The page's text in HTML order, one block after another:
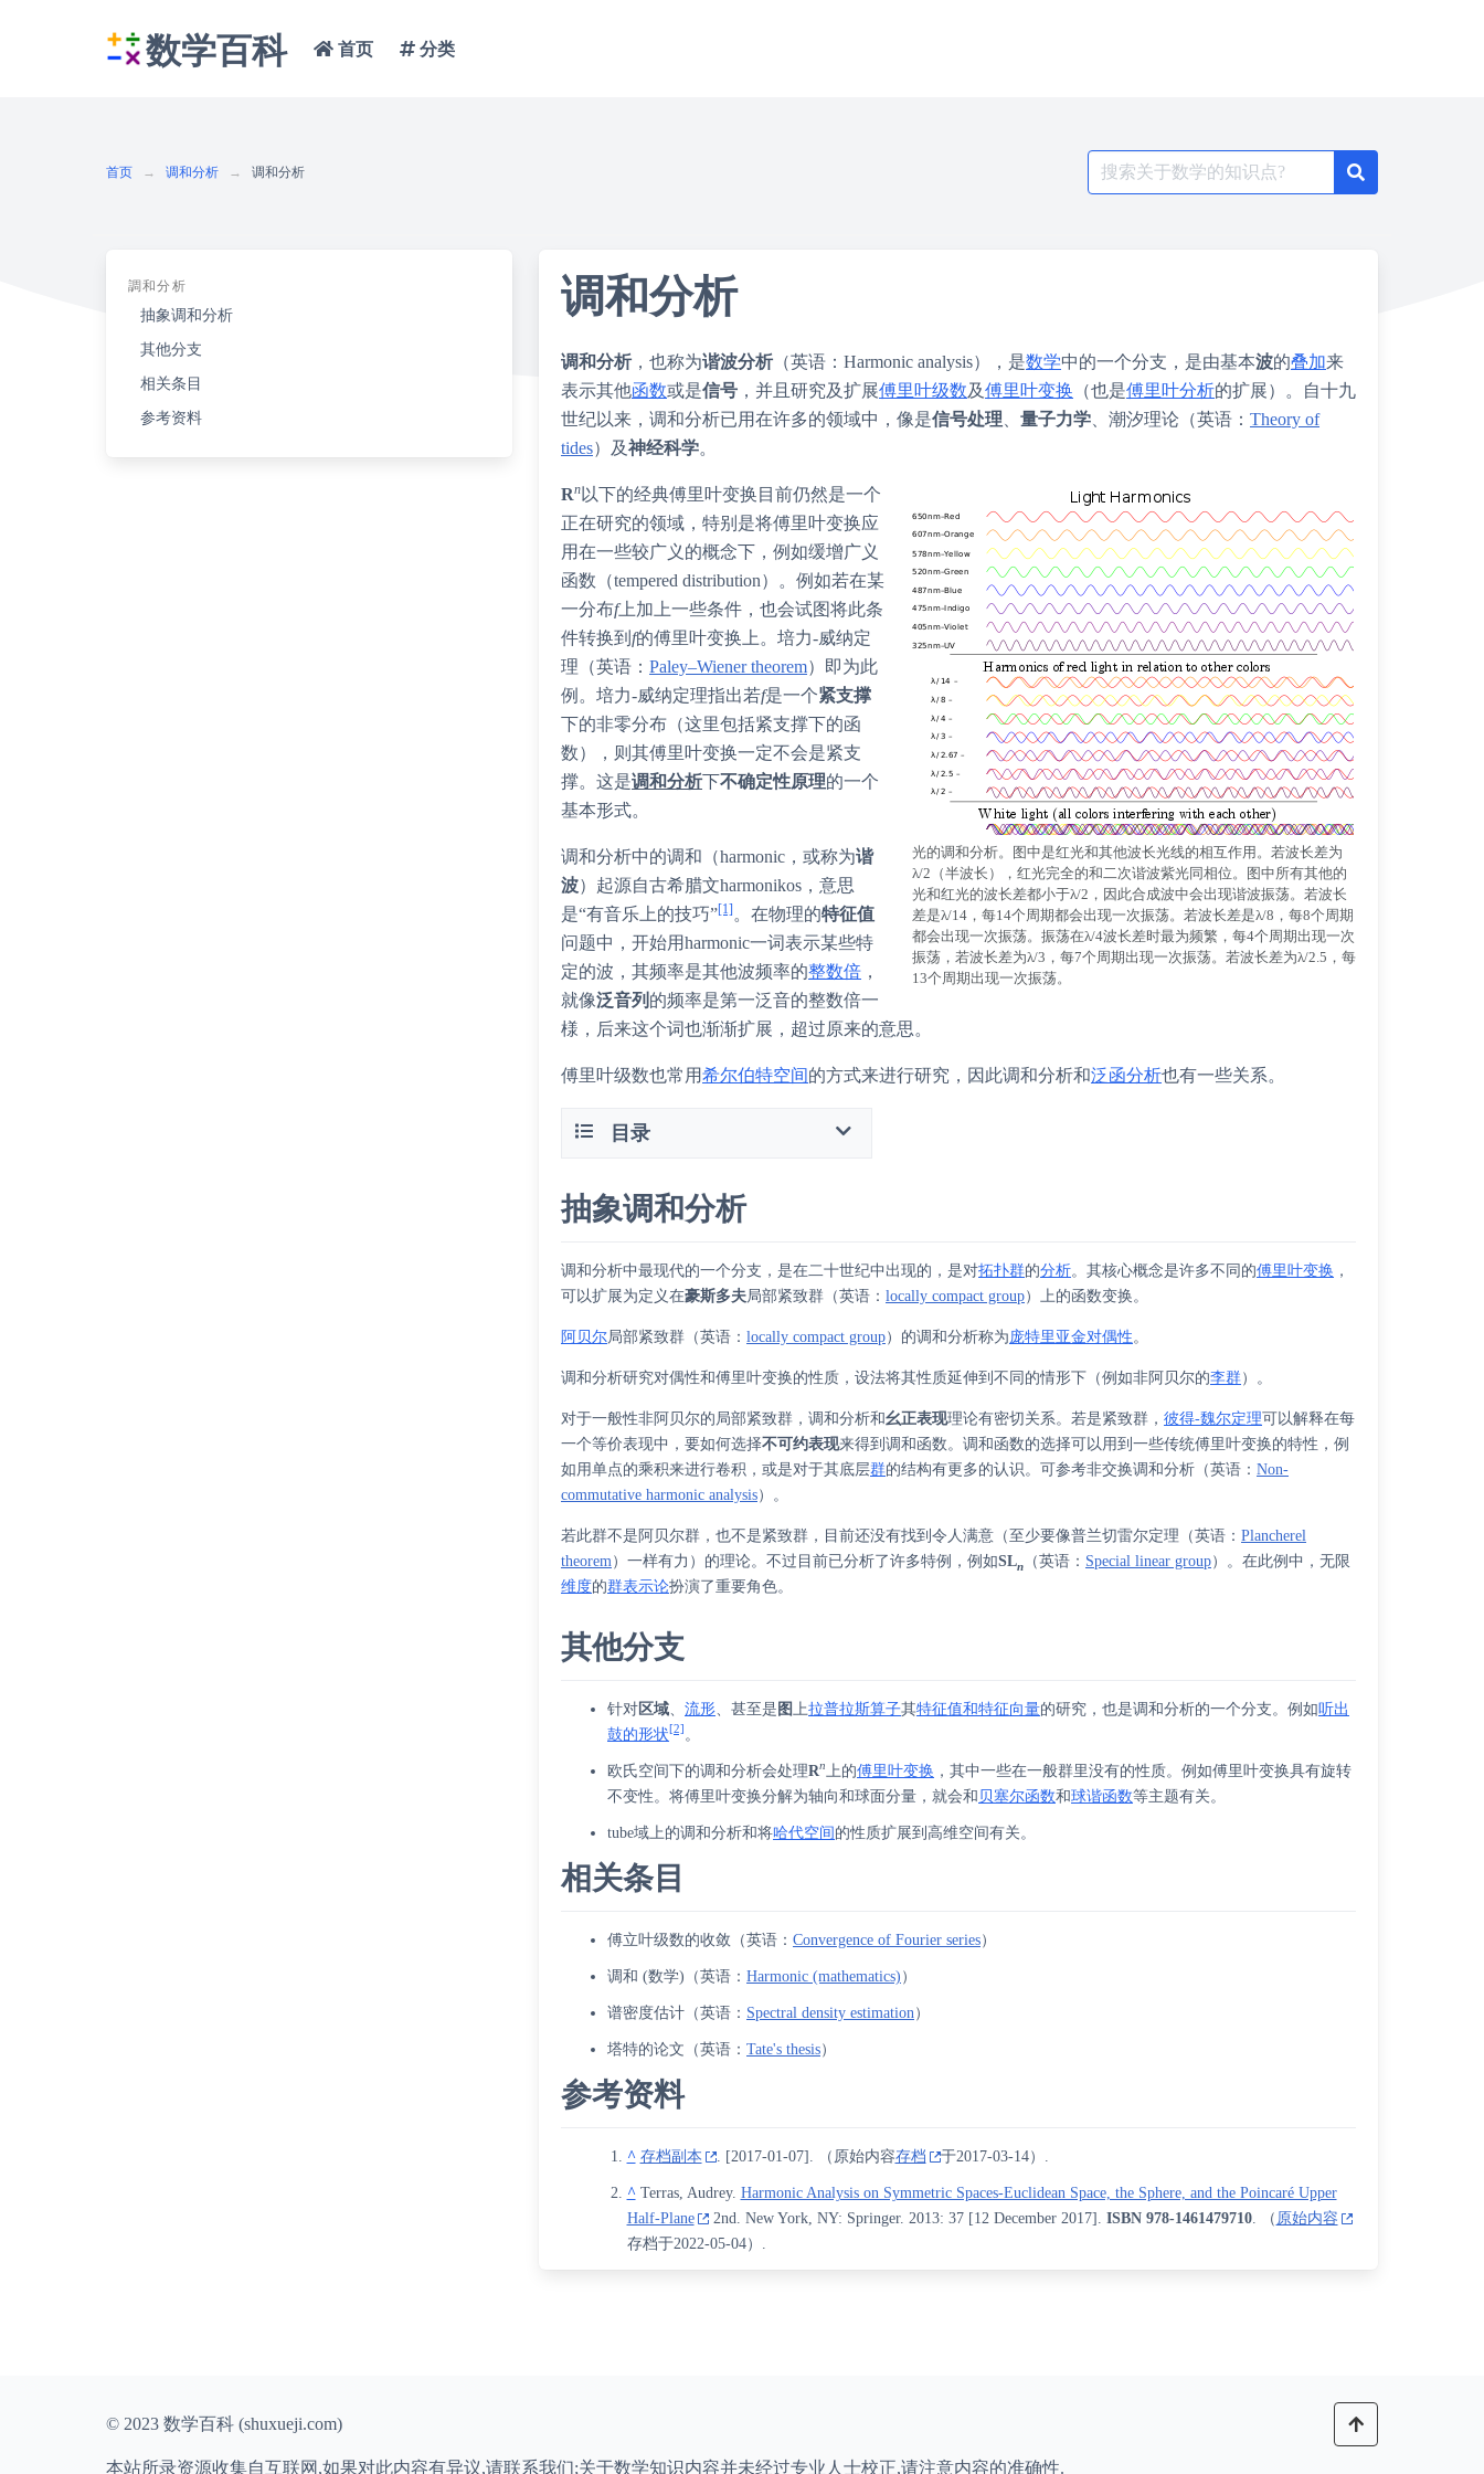
数学百科 首页 分类
首页 调和分析 调和分析
Search
for:
調和分析
抽象调和分析
其他分支
相关条目
参考资料
调和分析
调和分析 ，也称为谐波分析 （英语：Harmonic analysis），是数学中的一个分支，是由基本波的叠加来
表示其他函数或是信号 ，并且研究及扩展傅里叶级数及傅里叶变换 （也是傅里叶分析的扩展）。自十九
世纪以来，调和分析已用在许多的领域中，像是信号处理 、量子力学 、潮汐理论 （英语 ：Theory of
tides） 及神经科学。
光的调和分析。图中是红光和其他波长光线的相互作用。若波长差为
λ/2（半波长），红光完全的和二次谐波紫光同相位。图中所有其他的
光和红光的波长差都小于λ/2，因此合成波中会出现谐波振荡。若波长
差是λ/14，每14个周期都会出现一次振荡。若波长差是λ/8，每8个周期
都会出现一次振荡。振荡在λ/4波长差时最为频繁，每4个周期出现一次
振荡，若波长差为λ/3，每7个周期出现一次振荡。若波长差为λ/2.5，每
13个周期出现一次振荡。
Rn 以下的经典傅里叶变换目前仍然是一个
正在研究的领域，特别是将傅里叶变换应
用在一些较广义的概念下，例如缓增广义
函数（tempered distribution）。例如若在某
一分布f上加上一些条件，也会试图将此条
件转换到 f的傅里叶变换上。培力-威纳定
理 （英语 ：Paley–Wiener theorem）
即为此
例。培力-威纳定理指出若f是一个紧支撑
下的非零分布（这里包括紧支撑下的函
数），则其傅里叶变换一定不会是紧支
撑。这是调和分析下不确定性原理的一个
基本形式。
调和分析中的调和（harmonic，或称为谐
波）起源自古希腊文harmonikos，意思
是“有音乐上的技巧”[1]。在物理的特征值
问题中，开始用harmonic一词表示某些特
定的波，其频率是其他波频率的整数倍 ，
就像泛音列 的频率是第一泛音的整数倍一
様，后来这个词也渐渐扩展，超过原来的意思。
傅里叶级数也常用希尔伯特空间的方式来进行研究，因此调和分析和泛函分析也有一些关系。
目录
抽象调和分析
调和分析中最现代的一个分支，是在二十世纪中出现的，是对拓扑群的分析。其核心概念是许多不同的傅里叶变换 ，
可以扩展为定义在豪斯多夫局部紧致群 （英语 ：locally compact group）上的函数变换。
阿贝尔局部紧致群 （英语 ：locally compact group） 的调和分析称为庞特里亚金对偶性。
调和分析研究对偶性和傅里叶变换的性质，设法将其性质延伸到不同的情形下（例如非阿贝尔的李群）。
对于一般性非阿贝尔的局部紧致群，调和分析和幺正表现理论有密切关系。若是紧致群，彼得-魏尔定理可以解释在每
一个等价表现中，要如何选择不可约表现来得到调和函数。调和函数的选择可以用到一些传统傅里叶变换的特性，例
如用单点的乘积来进行卷积，或是对于其底层群的结构有更多的认识。可参考非交换调和分析 （英语 ：Non-
commutative harmonic analysis） 。
若此群不是阿贝尔群，也不是紧致群，目前还没有找到令人满意（至少要像普兰切雷尔定理 （英语 ：Plancherel
theorem）一样有力）的理论。不过目前已分析了许多特例，例如SLn （英语 ： Special linear group） 。在此例中，无限
维度的群表示论扮演了重要角色。
其他分支
针对区域、流形、甚至是 图上拉普拉斯算子其特征值和特征向量的研究，也是调和分析的一个分支。例如听出
鼓的形状[2] 。
欧氏空间下的调和分析会处理Rn上的傅里叶变换 ，其中一些在一般群里没有的性质。例如傅里叶变换具有旋转
不变性。将傅里叶变换分解为轴向和球面分量，就会和 贝塞尔函数和球谐函数等主题有关。
tube域上的调和分析和将哈代空间 的性质扩展到高维空间有关。
相关条目
傅立叶级数的收敛 （英语 ：Convergence of Fourier series）
调和 (数学) （英语 ：Harmonic (mathematics) ）
谱密度估计 （英语 ： Spectral density estimation）
塔特的论文 （英语 ：Tate's thesis）
参考资料
^ 存档副本 . [2017-01-07] . （原始内容存档 于2017-03-14）.
^ Terras, Audrey. Harmonic Analysis on Symmetric Spaces-Euclidean Space, the Sphere, and the Poincaré Upper
Half-Plane
2nd. New York, NY: Springer. 2013: 37 [12 December2017] . ISBN978-1461479710. （ 原始内容
存档于2022-05-04）.
© 2023 数学百科 (shuxueji.com)
本站所录资源收集自互联网,如果对此内容有异议,请联系我们;关于数学知识内容并未经过专业人士校正,请注意内容的准确性.